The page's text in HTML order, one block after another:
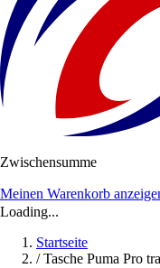
Zwischensumme
Meinen Warenkorb
Loading...
Startseite
/ Tasche Puma Pro